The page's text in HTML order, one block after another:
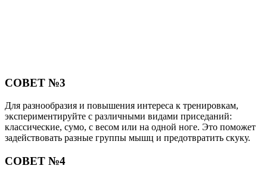
СОВЕТ №3
Для разнообразия и повышения интереса к тренировкам,
экспериментируйте с различными видами приседаний:
классические, сумо, с весом или на одной ноге. Это поможет
задействовать разные группы мышц и предотвратить скуку.
СОВЕТ №4